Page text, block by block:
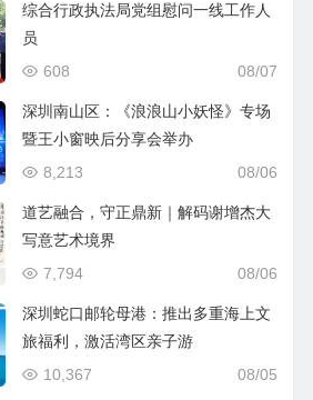
综合行政执法局党组慰问一线工作人
员
08/07
608
深圳南山区：《浪浪山小妖怪》专场
暨王小窗映后分享会举办
08/06
8,213
道艺融合，守正鼎新｜解码谢增杰大
写意艺术境界
08/06
7,794
深圳蛇口邮轮母港：推出多重海上文
旅福利，激活湾区亲子游
08/05
10,367